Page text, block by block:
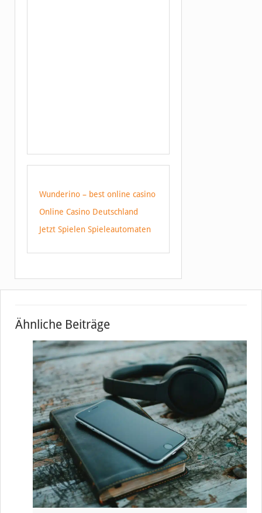
Wunderino – best online casino
Online Casino Deutschland
Jetzt Spielen Spieleautomaten
Ähnliche Beiträge